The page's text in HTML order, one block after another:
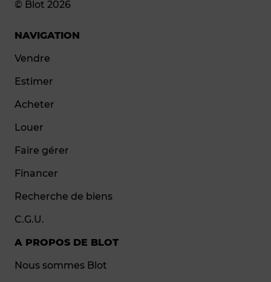
© Blot 2026
NAVIGATION
Vendre
Estimer
Acheter
Louer
Faire gérer
Financer
Recherche de biens
C.G.U.
A PROPOS DE BLOT
Nous sommes Blot